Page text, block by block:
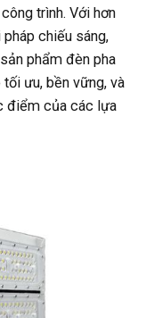
trình. Với hơn
chiếu sáng,
phẩm đèn pha
ưu, bền vững, và
điểm của các lựa